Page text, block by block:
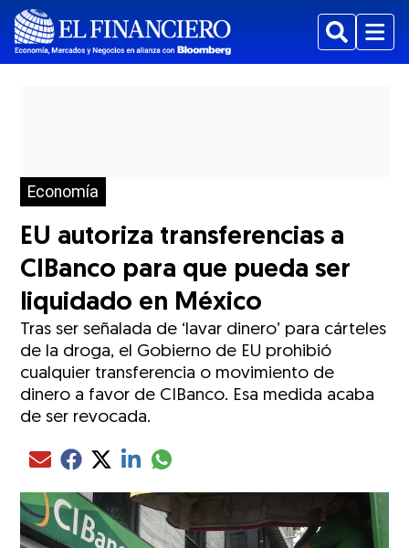
BuscarMenu
Economía
EU autoriza transferencias a
CIBanco para que pueda ser
liquidado en México
Tras ser señalada de ‘lavar dinero’ para cárteles
de la droga, el Gobierno de EU prohibió
cualquier transferencia o movimiento de
dinero a favor de CIBanco. Esa medida acaba
de ser revocada.
Compartir el artículo actual mediante Email
Compartir el artículo actual mediante Facebook
Compartir el artículo actual mediante Twitter
Compartir el artículo actual mediante LinkedIn
Compartir el artículo actual mediante